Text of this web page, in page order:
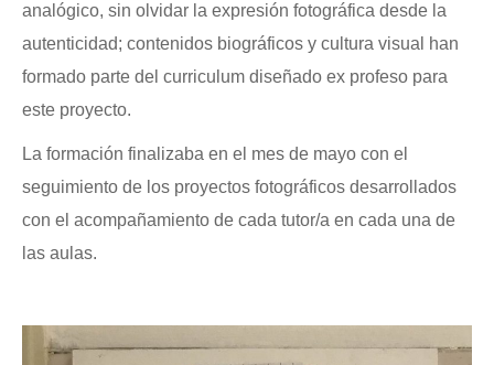
analógico, sin olvidar la expresión fotográfica desde la
autenticidad; contenidos biográficos y cultura visual han
formado parte del curriculum diseñado ex profeso para
este proyecto.
La formación finalizaba en el mes de mayo con el
seguimiento de los proyectos fotográficos desarrollados
con el acompañamiento de cada tutor/a en cada una de
las aulas.